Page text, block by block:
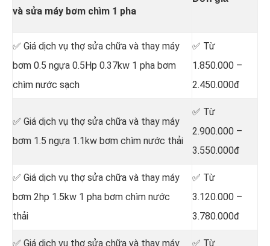
và sửa máy bơm chìm 1 pha
✅ Giá dịch vụ thợ sửa chữa và thay máy
bơm 0.5 ngựa 0.5Hp 0.37kw 1 pha bơm
chìm nước sạch
✅ Từ
1.850.000 –
2.450.000đ
✅ Giá dịch vụ thợ sửa chữa và thay máy
bơm 1.5 ngựa 1.1kw bơm chìm nước thải
✅ Từ
2.900.000 –
3.550.000đ
✅ Giá dịch vụ thợ sửa chữa và thay máy
bơm 2hp 1.5kw 1 pha bơm chìm nước
thải
✅ Từ
3.120.000 –
3.780.000đ
✅ Giá dịch vụ thợ sửa chữa và thay máy
✅ Từ